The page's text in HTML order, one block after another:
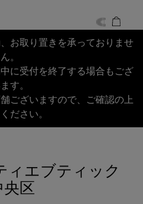
お取り置きを承っておりませ
ん。
に受付を終了する場合もござ
す。
ございますので、ご確認の上
ださい。
ィエブティック
央区